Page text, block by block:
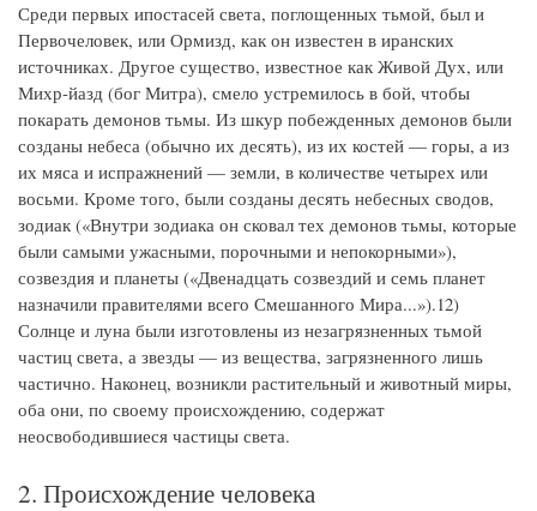
Среди первых ипостасей света, поглощенных тьмой, был и
Первочеловек, или Ормизд, как он известен в иранских
источниках. Другое существо, известное как Живой Дух, или
Михр-йазд (бог Митра), смело устремилось в бой, чтобы
покарать демонов тьмы. Из шкур побежденных демонов были
созданы небеса (обычно их десять), из их костей — горы, а из
их мяса и испражнений — земли, в количестве четырех или
восьми. Кроме того, были созданы десять небесных сводов,
зодиак («Внутри зодиака он сковал тех демонов тьмы, которые
были самыми ужасными, порочными и непокорными»),
созвездия и планеты («Двенадцать созвездий и семь планет
назначили правителями всего Смешанного Мира...»).12)
Солнце и луна были изготовлены из незагрязненных тьмой
частиц света, а звезды — из вещества, загрязненного лишь
частично. Наконец, возникли растительный и животный миры,
оба они, по своему происхождению, содержат
неосвободившиеся частицы света.
2. Происхождение человека